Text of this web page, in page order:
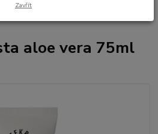
Urtekram
aloe vera 75ml
Zavřít